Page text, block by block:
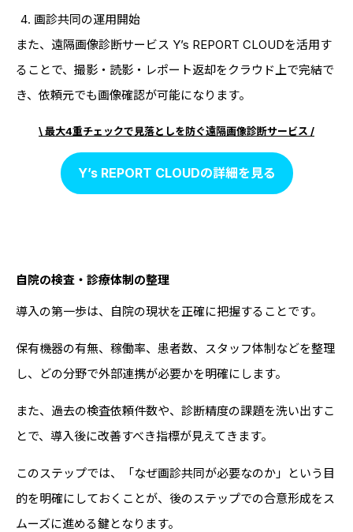
画診共同の運用開始
また、遠隔画像診断サービス Y’s REPORT CLOUDを活用す
ることで、撮影・読影・レポート返却をクラウド上で完結で
き、依頼元でも画像確認が可能になります。
\ 最大4重チェックで見落としを防ぐ遠隔画像診断サービス /
Y’s REPORT CLOUDの詳細を見る
自院の検査・診療体制の整理
導入の第一歩は、自院の現状を正確に把握することです。
保有機器の有無、稼働率、患者数、スタッフ体制などを整理
し、どの分野で外部連携が必要かを明確にします。
また、過去の検査依頼件数や、診断精度の課題を洗い出すこ
とで、導入後に改善すべき指標が見えてきます。
このステップでは、「なぜ画診共同が必要なのか」という目
的を明確にしておくことが、後のステップでの合意形成をス
ムーズに進める鍵となります。